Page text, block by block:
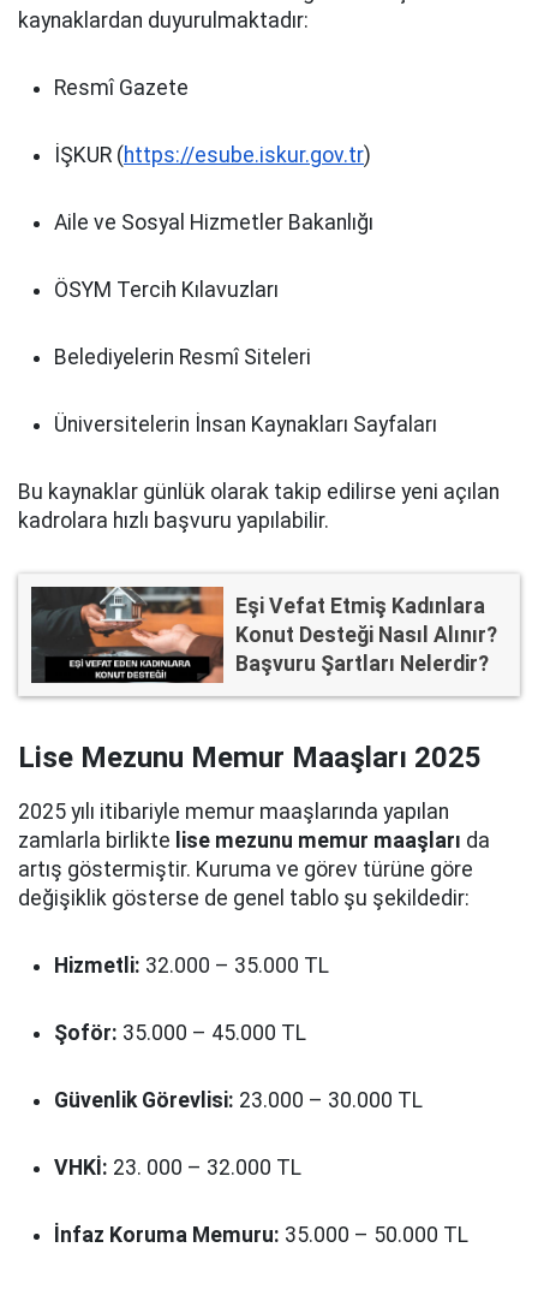
kaynaklardan duyurulmaktadır:
Resmî Gazete
İŞKUR (https://esube.iskur.gov.tr)
Aile ve Sosyal Hizmetler Bakanlığı
ÖSYM Tercih Kılavuzları
Belediyelerin Resmî Siteleri
Üniversitelerin İnsan Kaynakları Sayfaları
Bu kaynaklar günlük olarak takip edilirse yeni açılan
kadrolara hızlı başvuru yapılabilir.
Eşi Vefat Etmiş Kadınlara
Konut Desteği Nasıl Alınır?
Başvuru Şartları Nelerdir?
Lise Mezunu Memur Maaşları 2025
2025 yılı itibariyle memur maaşlarında yapılan
zamlarla birlikte lise mezunu memur maaşları da
artış göstermiştir. Kuruma ve görev türüne göre
değişiklik gösterse de genel tablo şu şekildedir:
Hizmetli: 32.000 – 35.000 TL
Şoför: 35.000 – 45.000 TL
Güvenlik Görevlisi: 23.000 – 30.000 TL
VHKİ: 23. 000 – 32.000 TL
İnfaz Koruma Memuru: 35.000 – 50.000 TL